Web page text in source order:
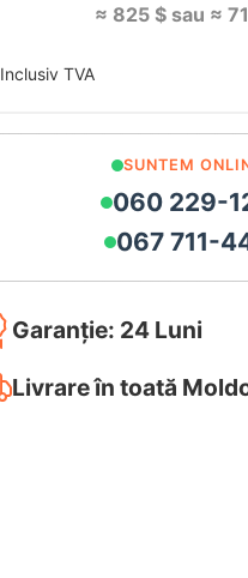
≈ 825 $ sau ≈
Inclusiv TVA
SUNTEM
060 229-
067 711-
Garanție: 24 Luni
Livrare în toată